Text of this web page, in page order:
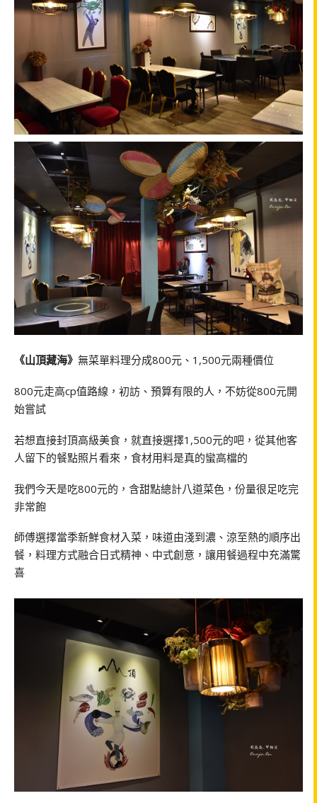
《山頂藏海》 無菜單料理分成800元、1,500元兩種價位
800元走高cp值路線，初訪、預算有限的人，不妨從800元開
始嘗試
若想直接封頂高級美食，就直接選擇1,500元的吧，從其他客
人留下的餐點照片看來，食材用料是真的蠻高檔的
我們今天是吃800元的，含甜點總計八道菜色，份量很足吃完
非常飽
師傅選擇當季新鮮食材入菜，味道由淺到濃、涼至熱的順序出
餐，料理方式融合日式精神、中式創意，讓用餐過程中充滿驚
喜